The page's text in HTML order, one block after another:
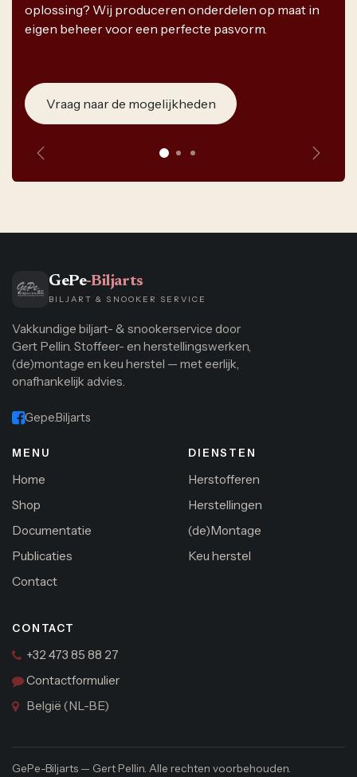
oplossing? Wij produceren onderdelen op maat in
eigen beheer voor een perfecte pasvorm.
Vraag naar de mogelijkheden
Vorige
GePe-Biljarts
BILJART & SNOOKER SERVICE
Vakkundige biljart- & snookerservice door
Gert Pellin. Stoffeer- en herstellingswerken,
(de)montage en keu herstel — met eerlijk,
onafhankelijk advies.
Gepe.Biljarts
MENU
Home
Shop
Documentatie
Publicaties
Contact
DIENSTEN
Herstofferen
Herstellingen
(de)Montage
Keu herstel
CONTACT
+32 473 85 88 27
Contactformulier
België (NL-BE)
GePe-Biljarts — Gert Pellin. Alle rechten voorbehouden.